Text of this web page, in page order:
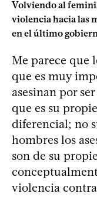
Volviendo al
violencia hacia las
en el último
Me parece que
que es muy
asesinan por
que es su
diferencial; no
hombres los
son de su
violencia